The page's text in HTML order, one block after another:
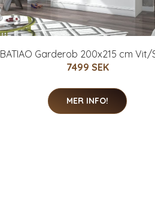
BATIAO Garderob 200x215 cm Vit/
7499 SEK
MER INFO!